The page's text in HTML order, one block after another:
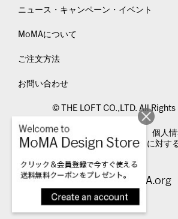
ニュース・キャンペーン・イベント
MoMAについて
ご注文方法
お問い合わせ
© THE LOFT CO.,LTD. All Rights
特定商取引法表示
個人
カスタマーハラスメントに対す
Visit MoMA.org